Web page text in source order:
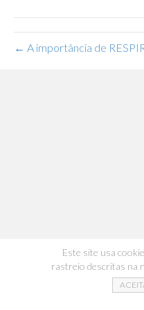
← A importância de
Este site usa
rastreio descritas na